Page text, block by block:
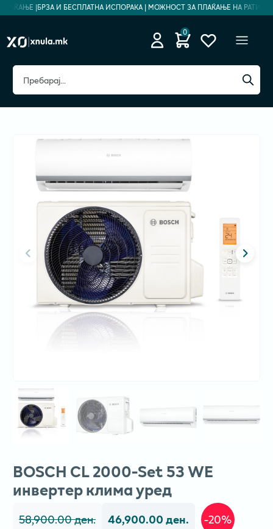
| БРЗА И БЕСПЛАТНА ИСПОРАКА | МОЖНОСТ ЗА ПЛАЌАЊЕ НА РАТИ |
0
BOSCH CL 2000-Set 53 WE
инвертер клима уред
58,900.00 ден. 46,900.00 ден. -20%